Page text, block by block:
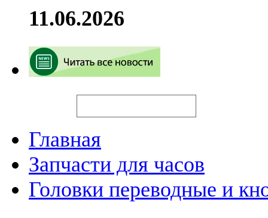
11.06.2026
Главная
Запчасти для часов
Головки переводные и